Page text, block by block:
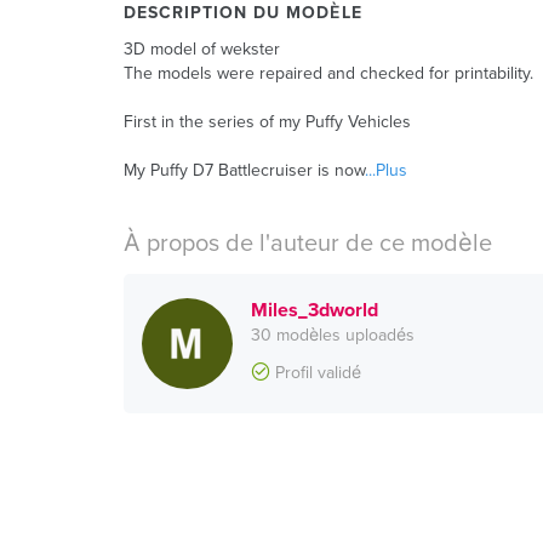
DESCRIPTION DU MODÈLE
3D model of wekster
The models were repaired and checked for printability.
First in the series of my Puffy Vehicles
My Puffy D7 Battlecruiser is now...Plus
À propos de l'auteur de ce modèle
Miles_3dworld
30 modèles uploadés
Profil validé